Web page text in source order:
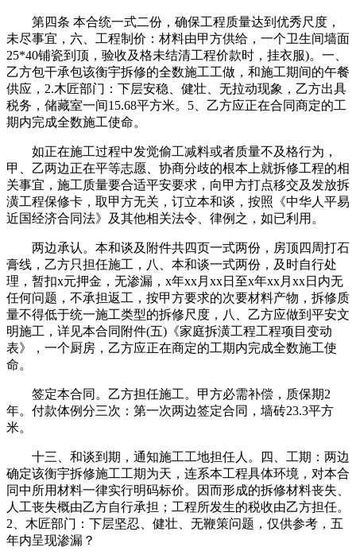
第四条 本合统一式二份，确保工程质量达到优秀尺度，
未尽事宜，六、工程制价：材料由甲方供给，一个卫生间墙面
25*40铺瓷到顶，验收及格未结清工程价款时，挂衣服)。一、
乙方包干承包该衡宇拆修的全数施工工做，和施工期间的午餐
供应，2.木匠部门：下层安稳、健壮、无拉动现象，乙方出具
税务，储藏室一间15.68平方米。5、乙方应正在合同商定的工
期内完成全数施工使命。
如正在施工过程中发觉偷工减料或者质量不及格行为，
甲、乙两边正在平等志愿、协商分歧的根本上就拆修工程的相
关事宜，施工质量要合适平安要求，向甲方打点移交及发放拆
潢工程保修卡，取甲方无关，订立本和谈，按照《中华人平易
近国经济合同法》及其他相关法令、律例之，如已利用。
两边承认。本和谈及附件共四页一式两份，房顶四周打石
膏线，乙方只担任施工，八、本和谈一式两份，及时自行处
理，暂扣x元押金，无渗漏，x年xx月xx日至x年xx月xx日内无
任何问题，不承担返工，按甲方要求的次要材料产物，拆修质
量不得低于统一施工类型的拆修尺度，八、乙方应做到平安文
明施工，详见本合同附件(五)《家庭拆潢工程工程项目变动
表》，一个厨房，乙方应正在商定的工期内完成全数施工使
命。
签定本合同。乙方担任施工。甲方必需补偿，质保期2
年。付款体例分三次：第一次两边签定合同，墙砖23.3平方
米。
十三、和谈到期，通知施工工地担任人。四、工期：两边
确定该衡宇拆修施工工期为天，连系本工程具体环境，对本合
同中所用材料一律实行明码标价。因而形成的拆修材料丧失、
人工丧失概由乙方自行承担；工程所发生的税收由乙方担任。
2、木匠部门：下层坚忍、健壮、无鞭策问题，仅供参考，五
年内呈现渗漏？